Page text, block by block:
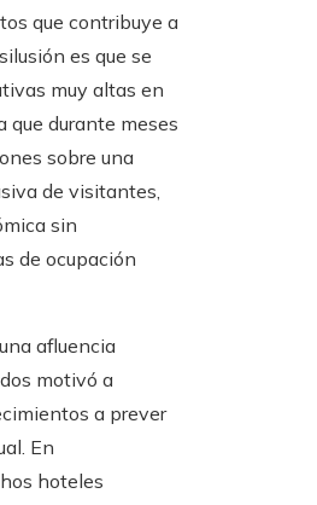
que contribuye a
es que se
muy altas en
que durante meses
sobre una
de visitantes,
sin
de ocupación
afluencia
motivó a
a prever
En
hoteles